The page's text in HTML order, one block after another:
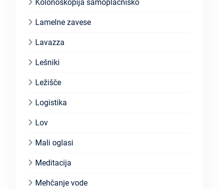
Kolonoskopija samoplačniško
Lamelne zavese
Lavazza
Lešniki
Ležišče
Logistika
Lov
Mali oglasi
Meditacija
Mehčanje vode